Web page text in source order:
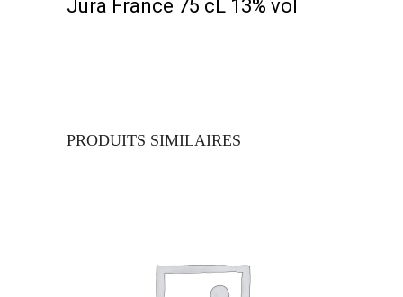
Jura France 75 cL 13% vol
PRODUITS SIMILAIRES